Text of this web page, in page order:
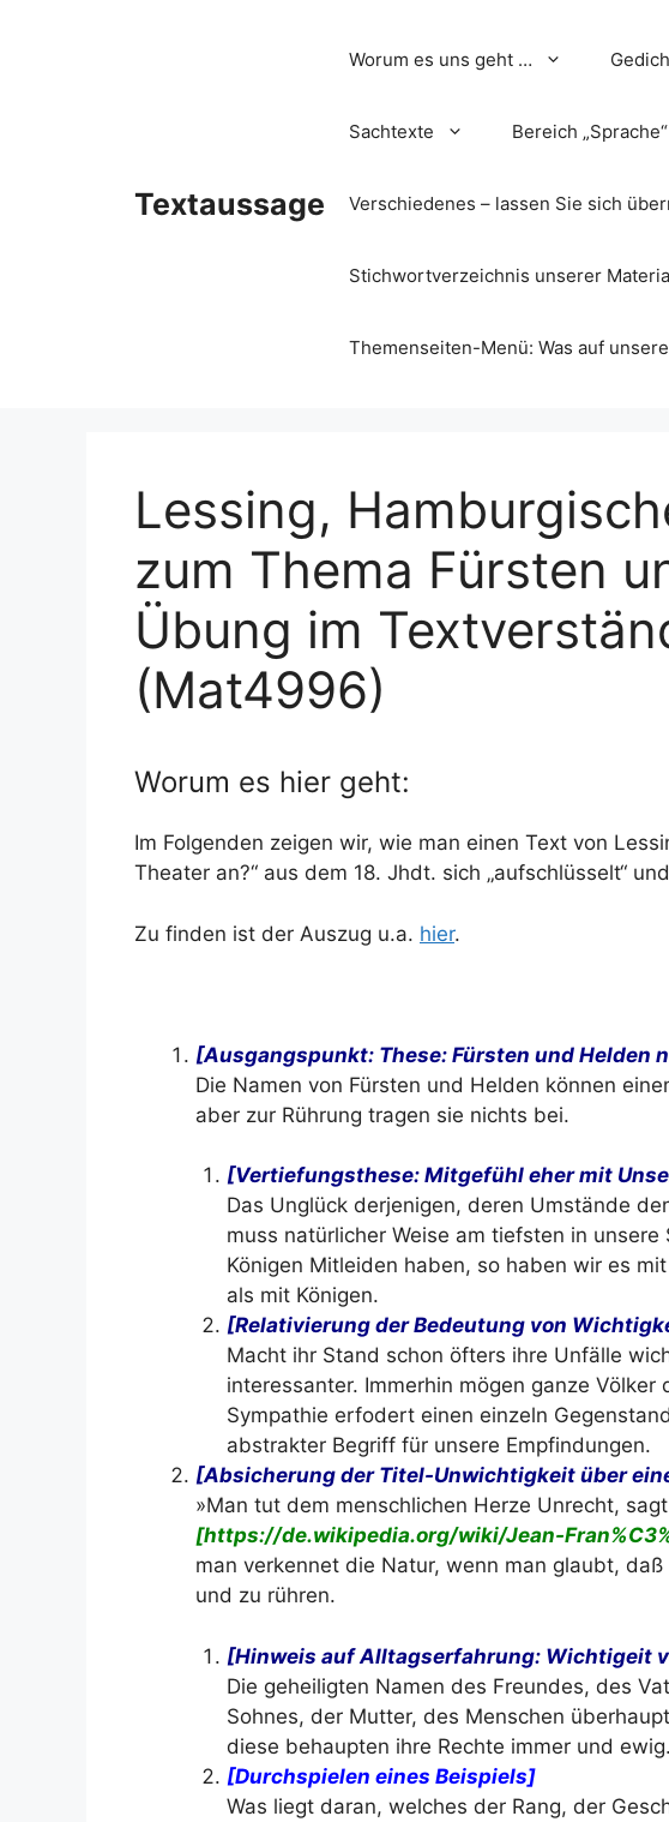
Textaussage
Worum es uns geht …
Sachtexte Bereich
Verschiedenes – lassen Sie sich
Stichwortverzeichnis unserer
Themenseiten-Menü: Was auf
Lessing,
zum Thema Fürsten
Übung im
(Mat4996)
Worum es hier geht:
Im Folgenden zeigen wir, wie man einen Text von
Theater an?“ aus dem 18. Jhdt. sich „aufschlüsselt“
Zu finden ist der Auszug u.a. hier.
[Ausgangspunkt: These: Fürsten und Helden
Die Namen von Fürsten und Helden können
aber zur Rührung tragen sie nichts bei.
[Vertiefungsthese: Mitgefühl eher mit
Das Unglück derjenigen, deren Umstände
muss natürlicher Weise am tiefsten in
Königen Mitleiden haben, so haben wir es
als mit Königen.
[Relativierung der Bedeutung von
Macht ihr Stand schon öfters ihre Unfälle
interessanter. Immerhin mögen ganze
Sympathie erfodert einen einzeln
abstrakter Begriff für unsere Empfindungen.
[Absicherung der Titel-Unwichtigkeit über
»Man tut dem menschlichen Herze Unrecht,
[https://de.wikipedia.org/wiki/Jean-
man verkennet die Natur, wenn man glaubt,
und zu rühren.
[Hinweis auf Alltagserfahrung: Wichtigeit
Die geheiligten Namen des Freundes, des
Sohnes, der Mutter, des Menschen
diese behaupten ihre Rechte immer und ewig.
[Durchspielen eines Beispiels]
Was liegt daran, welches der Rang, der